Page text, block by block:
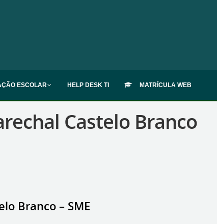
ESCOLAR HELP DESK TI MATRÍCULA WEB
Castelo Branco
Branco – SME